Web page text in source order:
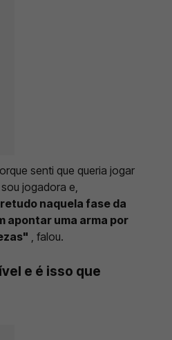
senti que queria jogar
jogadora e,
naquela fase da
apontar uma arma por
, falou.
e é isso que